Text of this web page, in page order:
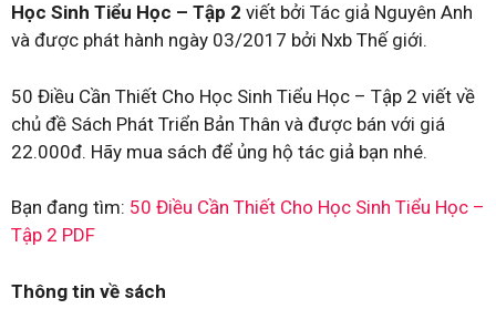
Học Sinh Tiểu Học – Tập 2 viết bởi Tác giả Nguyên Anh
và được phát hành ngày 03/2017 bởi Nxb Thế giới.
50 Điều Cần Thiết Cho Học Sinh Tiểu Học – Tập 2 viết về
chủ đề Sách Phát Triển Bản Thân và được bán với giá
22.000đ. Hãy mua sách để ủng hộ tác giả bạn nhé.
Bạn đang tìm: 50 Điều Cần Thiết Cho Học Sinh Tiểu Học –
Tập 2 PDF
Thông tin về sách